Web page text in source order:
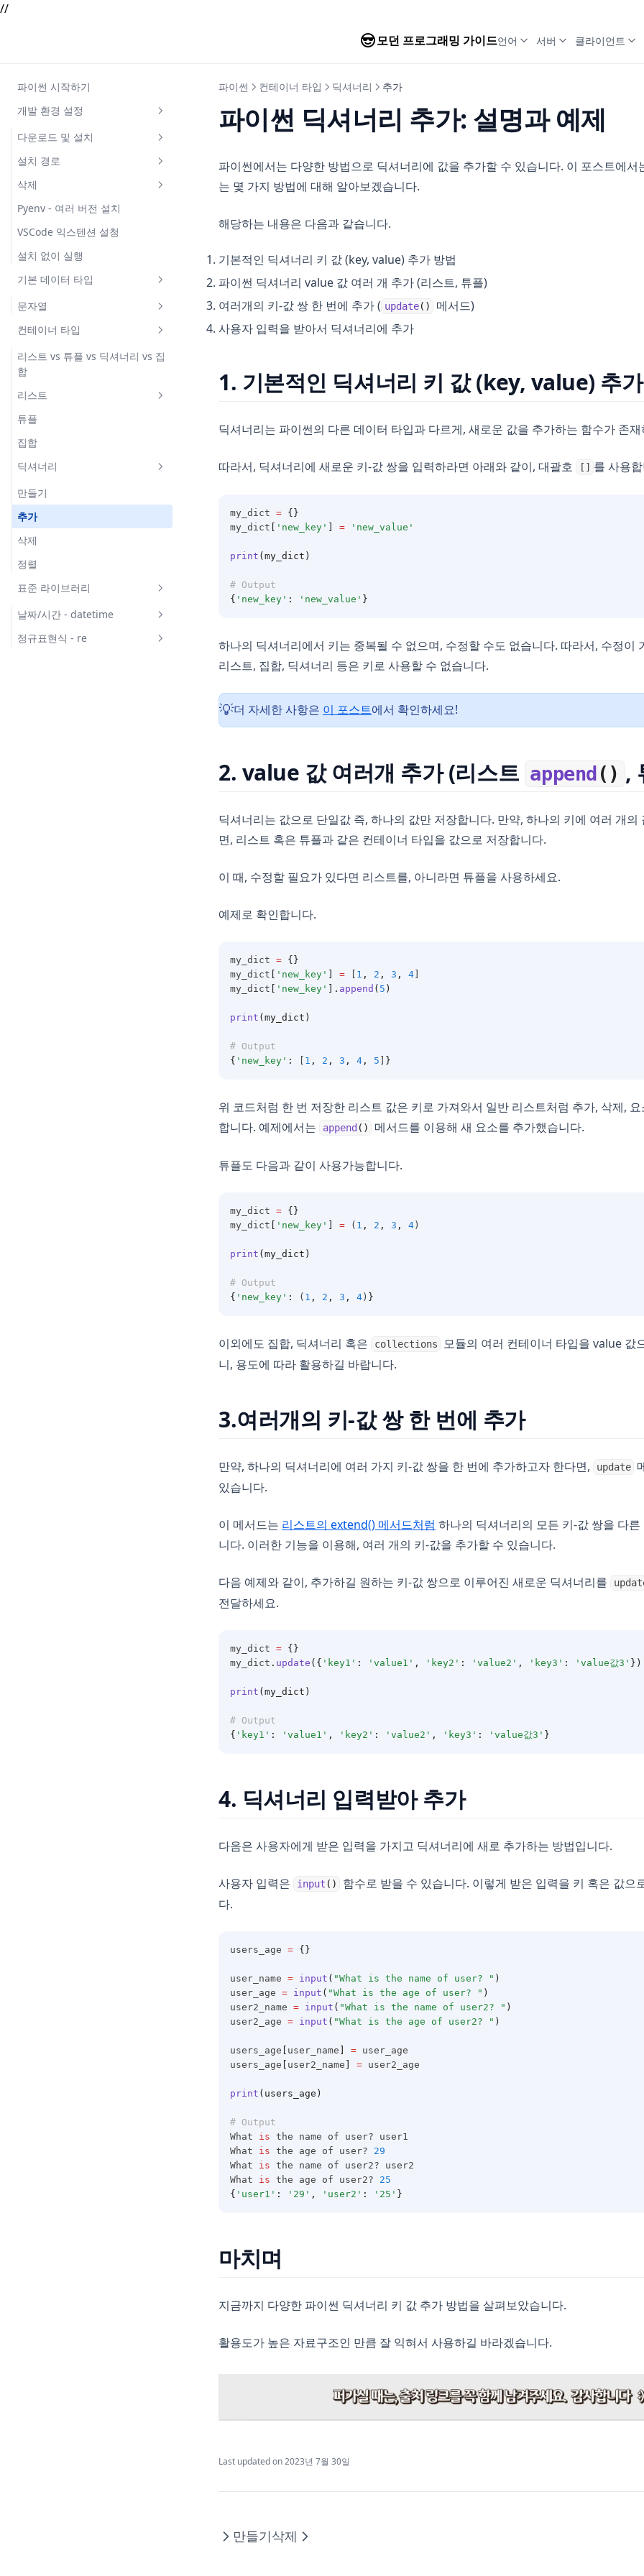
//
모던 프로그래밍 가이드언어 서버 클라이언트
파이썬 시작하기
개발 환경 설정
다운로드 및 설치
Mac
Windows
설치 경로
Mac
Windows
삭제
Mac
Windows
Pyenv - 여러 버전 설치
VSCode 익스텐션 설청
설치 없이 실행
기본 데이터 타입
문자열
f-string
변환
찾기
비교
자르기
컨테이너 타입
리스트 vs 튜플 vs 딕셔너리 vs 집
합
리스트
선언
추가
정렬
합치기
중복 제거
출력
튜플
집합
딕셔너리
만들기
추가
삭제
정렬
표준 라이브러리
날짜/시간 - datetime
기본 사용법
정규표현식 - re
파이썬 컨테이너 타입 딕셔너리 추가
파이썬 딕셔너리 추가: 설명과 예제
파이썬에서는 다양한 방법으로 딕셔너리에 값을 추가할 수 있습니다. 이 포스트에서
는 몇 가지 방법에 대해 알아보겠습니다.
해당하는 내용은 다음과 같습니다.
기본적인 딕셔너리 키 값 (key, value) 추가 방법
파이썬 딕셔너리 value 값 여러 개 추가 (리스트, 튜플)
여러개의 키-값 쌍 한 번에 추가 ( update()
메서드)
사용자 입력을 받아서 딕셔너리에 추가
1. 기본적인 딕셔너리 키 값 (key, value) 추
딕셔너리는 파이썬의 다른 데이터 타입과 다르게, 새로운 값을 추가하는 함수가 존
따라서, 딕셔너리에 새로운 키-값 쌍을 입력하라면 아래와 같이, 대괄호 [] 를 사용
my_dict = {}
my_dict
'new_key' = 'new_value'
print (my_dict)
# Output
{ 'new_key' : 'new_value' }
하나의 딕셔너리에서 키는 중복될 수 없으며, 수정할 수도 없습니다. 따라서, 수정이
리스트, 집합, 딕셔너리 등은 키로 사용할 수 없습니다.
💡더 자세한 사항은 이 포스트에서 확인하세요!
2. value 값 여러개 추가 (리스트 append () ,
딕셔너리는 값으로 단일값 즉, 하나의 값만 저장합니다. 만약, 하나의 키에 여러 개의
면, 리스트 혹은 튜플과 같은 컨테이너 타입을 값으로 저장합니다.
이 때, 수정할 필요가 있다면 리스트를, 아니라면 튜플을 사용하세요.
예제로 확인합니다.
my_dict = {}
my_dict
'new_key' = 1 , 2 , 3 , 4
my_dict
'new_key' ]. append ( 5 )
print (my_dict)
# Output
{ 'new_key' : 1 , 2 , 3 , 4 , 5 }
위 코드처럼 한 번 저장한 리스트 값은 키로 가져와서 일반 리스트처럼 추가, 삭제,
합니다. 예제에서는
append () 메서드를 이용해 새 요소를 추가했습니다.
튜플도 다음과 같이 사용가능합니다.
my_dict = {}
my_dict
'new_key' = ( 1 , 2 , 3 , 4 )
print (my_dict)
# Output
{ 'new_key' : ( 1 , 2 , 3 , 4 ) }
이외에도 집합, 딕셔너리 혹은 collections
모듈의 여러 컨테이너 타입을 value 값
니, 용도에 따라 활용하길 바랍니다.
3.여러개의 키-값 쌍 한 번에 추가
만약, 하나의 딕셔너리에 여러 가지 키-값 쌍을 한 번에 추가하고자 한다면, update
있습니다.
이 메서드는 리스트의 extend() 메서드처럼 하나의 딕셔너리의 모든 키-값 쌍을 다
니다. 이러한 기능을 이용해, 여러 개의 키-값을 추가할 수 있습니다.
다음 예제와 같이, 추가하길 원하는 키-값 쌍으로 이루어진 새로운 딕셔너리를
전달하세요.
my_dict = {}
my_dict . update ({ 'key1' : 'value1' , 'key2' : 'value2' , 'key3' : 'value값3' })
print (my_dict)
# Output
{ 'key1' : 'value1' , 'key2' : 'value2' , 'key3' : 'value값3' }
4. 딕셔너리 입력받아 추가
다음은 사용자에게 받은 입력을 가지고 딕셔너리에 새로 추가하는 방법입니다.
사용자 입력은 input ()
함수로 받을 수 있습니다. 이렇게 받은 입력을 키 혹은 값으
다.
users_age = {}
user_name = input ( "What is the name of user? " )
user_age = input ( "What is the age of user? " )
user2_name = input ( "What is the name of user2? " )
user2_age = input ( "What is the age of user2? " )
users_age user_name = user_age
users_age
user2_name = user2_age
print (users_age)
# Output
What is the name of user? user1
What is the age of user? 29
What is the name of user2? user2
What is the age of user2? 25
{ 'user1' : '29' , 'user2' : '25' }
마치며
지금까지 다양한 파이썬 딕셔너리 키 값 추가 방법을 살펴보았습니다.
활용도가 높은 자료구조인 만큼 잘 익혀서 사용하길 바라겠습니다.
Last updated on2023년 7월 30일
만들기삭제